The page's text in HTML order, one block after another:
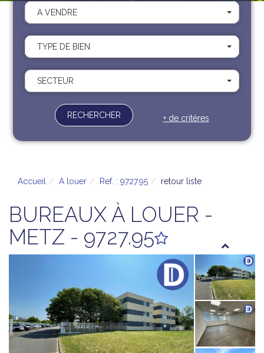
Recrutement
Contact
Documents
A VENDRE
TYPE DE BIEN
SECTEUR
RECHERCHER + de critères
Accueil A louer Ref. : 9727.95 retour liste
BUREAUX À LOUER -
METZ - 9727.95